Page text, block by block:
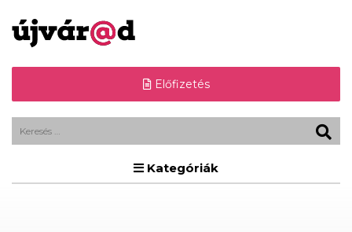
Előfizetés
Kategóriák